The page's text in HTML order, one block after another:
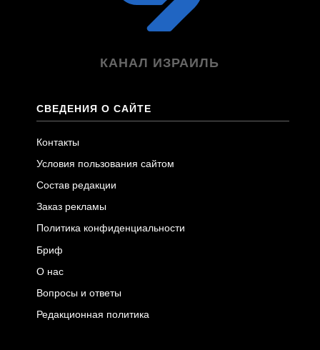
КАНАЛ ИЗРАИЛЬ
СВЕДЕНИЯ О САЙТЕ
Контакты
Условия пользования сайтом
Состав редакции
Заказ рекламы
Политика конфиденциальности
Бриф
О нас
Вопросы и ответы
Редакционная политика